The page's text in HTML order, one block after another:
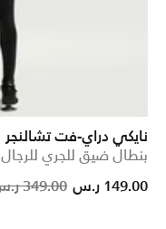
نايكي دراي-فت تشالنجر
بنطال ضيق للجري للرجال
Price
349.00 ر.س to
149.00 ر.س